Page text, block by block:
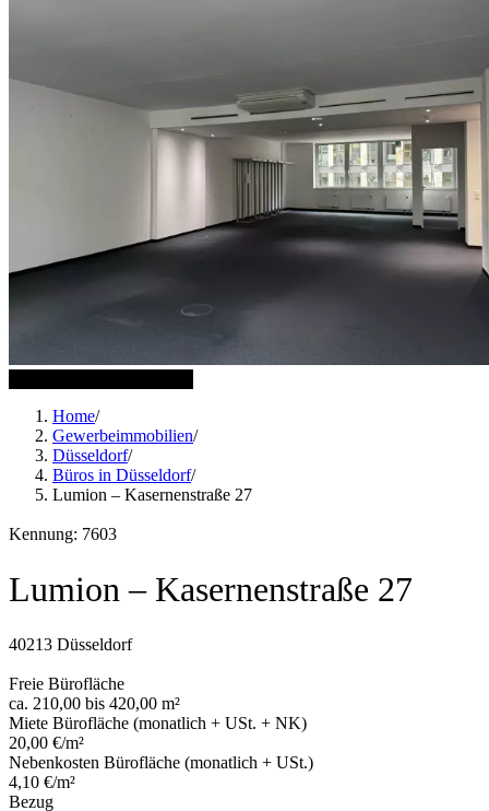
Home/
Gewerbeimmobilien/
Düsseldorf/
Büros in Düsseldorf/
Lumion – Kasernenstraße 27
Kennung: 7603
Lumion – Kasernenstraße 27
40213 Düsseldorf
Freie Bürofläche
ca. 210,00 bis 420,00 m²
Miete Bürofläche (monatlich + USt. + NK)
20,00 €/m²
Nebenkosten Bürofläche (monatlich + USt.)
4,10 €/m²
Bezug